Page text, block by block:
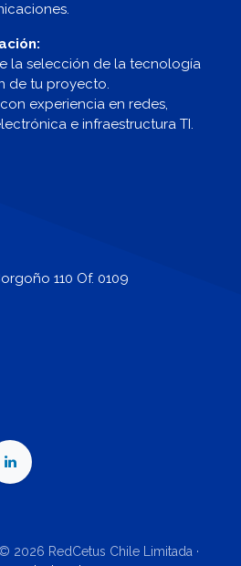
la selección de la tecnología
de tu proyecto.
experiencia en redes,
e infraestructura TI.
110 Of. 0109
2026 RedCetus Chile Limitada ·